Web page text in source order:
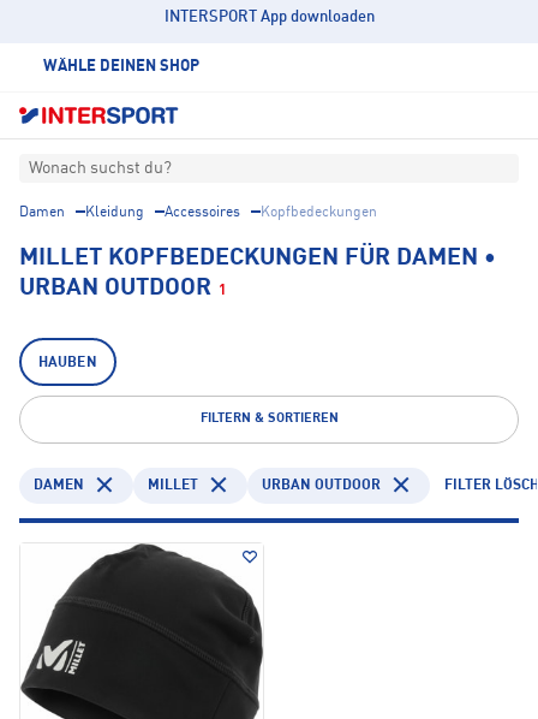
INTERSPORT App downloaden
WÄHLE DEINEN SHOP
Wonach suchst du?
Damen Kleidung Accessoires Kopfbedeckungen
MILLET KOPFBEDECKUNGEN FÜR DAMEN •
URBAN OUTDOOR 1
HAUBEN
FILTERN & SORTIEREN
DAMEN MILLET URBAN OUTDOOR FILTER